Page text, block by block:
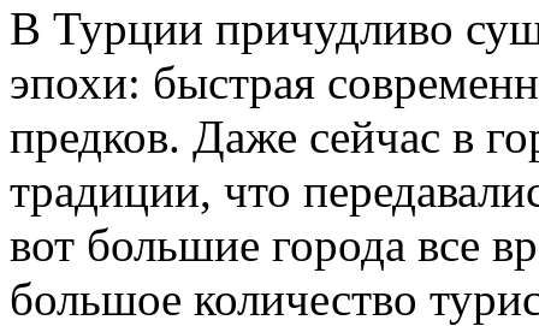
В Турции причудливо
эпохи: быстрая
предков. Даже сейчас в
традиции, что
вот большие города все
большое количество